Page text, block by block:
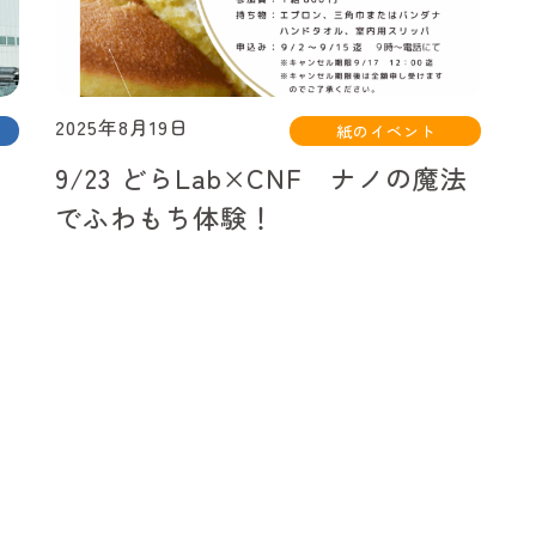
2025年8月19日 紙のイベント
9/23 どらLab×CNF ナノの魔法
でふわもち体験！